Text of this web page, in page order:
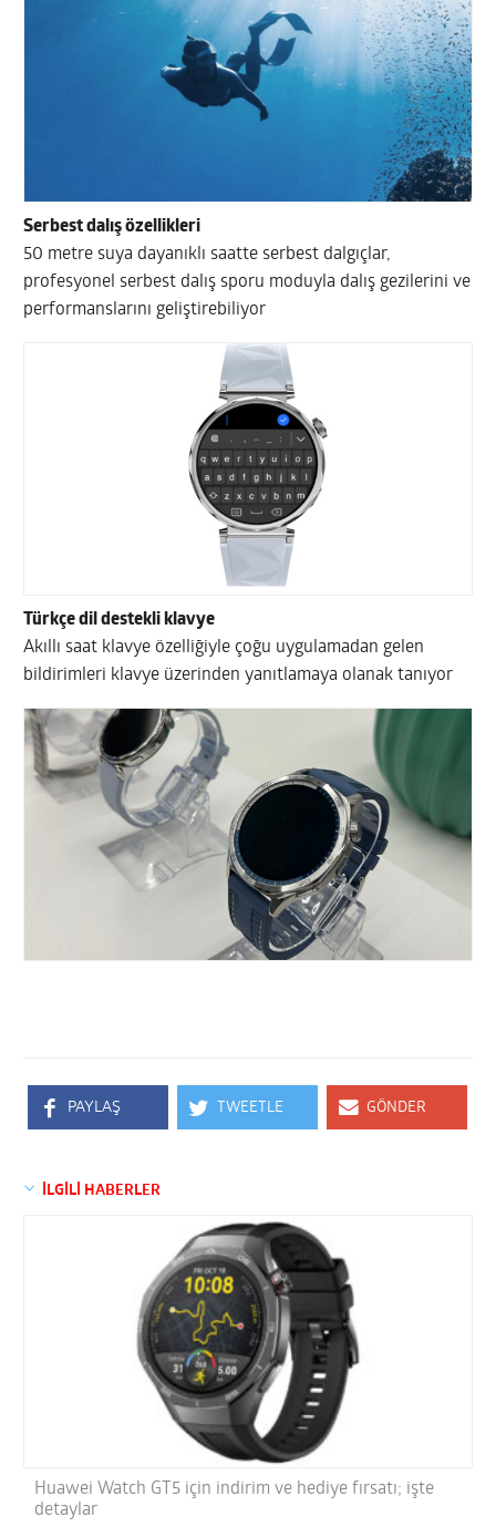
Serbest dalış özellikleri
50 metre suya dayanıklı saatte serbest dalgıçlar,
profesyonel serbest dalış sporu moduyla dalış gezilerini ve
performanslarını geliştirebiliyor
Türkçe dil destekli klavye
Akıllı saat klavye özelliğiyle çoğu uygulamadan gelen
bildirimleri klavye üzerinden yanıtlamaya olanak tanıyor
PAYLAŞ TWEETLE GÖNDER
İLGİLİ HABERLER
Huawei Watch GT5 için indirim ve hediye fırsatı; işte
detaylar